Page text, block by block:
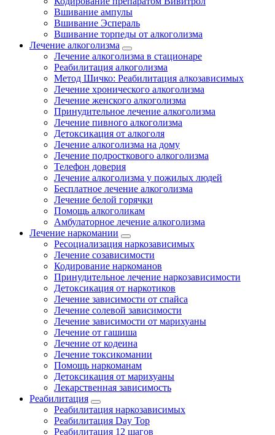
Вшивание ампулы
Вшивание Эспераль
Вшивание торпеды от алкоголизма
Лечение алкоголизма
Лечение алкоголизма в стационаре
Реабилитация алкоголизма
Метод Шичко: Реабилитация алкозависимых
Лечение хронического алкоголизма
Лечение женского алкоголизма
Принудительное лечение алкоголизма
Лечение пивного алкоголизма
Детоксикация от алкоголя
Лечение алкоголизма на дому
Лечение подросткового алкоголизма
Телефон доверия
Лечение алкоголизма у пожилых людей
Бесплатное лечение алкоголизма
Лечение белой горячки
Помощь алкоголикам
Амбулаторное лечение алкоголизма
Лечение наркомании
Ресоциализация наркозависимых
Лечение созависимости
Кодирование наркоманов
Принудительное лечение наркозависимости
Детоксикация от наркотиков
Лечение зависимости от спайса
Лечение солевой зависимости
Лечение зависимости от марихуаны
Лечение от гашиша
Лечение от кодеина
Лечение токсикомании
Помощь наркоманам
Детоксикация от марихуаны
Лекарственная зависимость
Реабилитация
Реабилитация наркозависимых
Реабилитация Day Top
Реабилитация 12 шагов